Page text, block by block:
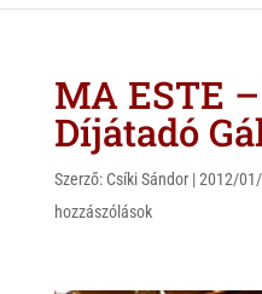
MA ESTE
Díjátadó
Szerző: Csíki Sándor|2012/
hozzászólások